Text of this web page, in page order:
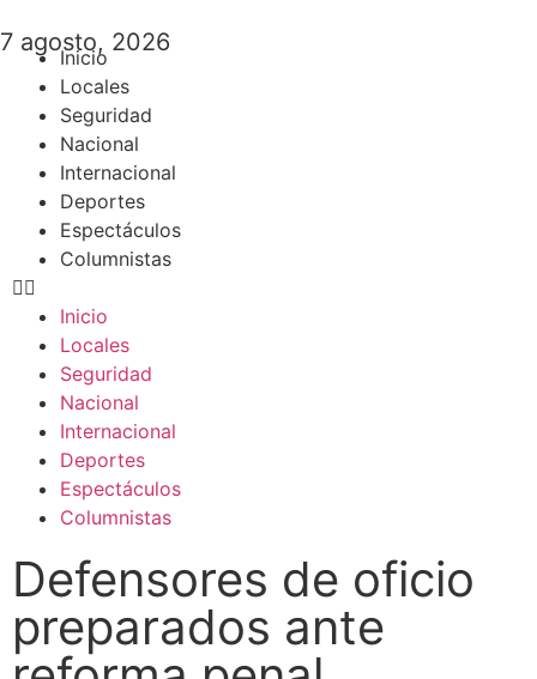
7 agosto, 2026
Inicio
Locales
Seguridad
Nacional
Internacional
Deportes
Espectáculos
Columnistas
Inicio
Locales
Seguridad
Nacional
Internacional
Deportes
Espectáculos
Columnistas
Defensores de oficio
preparados ante